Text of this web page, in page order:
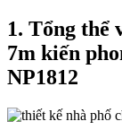
1. Tổng thể
7m kiến
NP1812